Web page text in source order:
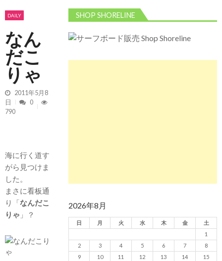
Recent News
2026/6/4 静波 風弱く見た目よりできました
2026年6月4日
2026/5/25 御前崎方面 カレント強くブレイ
DAILY
なん
だこ
りゃ
2011年5月8
日
0
790
海に行く道す
がら見つけま
した。
まさに看板通
り「なんだこ
りゃ 」？
SHOP SHORELINE
2026年8月
日 月 火 水 木 金
土
1
2
3 4 5 6 7
8
9
10 11 12 13 14
15